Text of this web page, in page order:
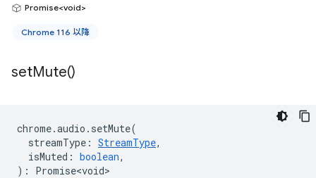
Promise<void>
Chrome 116 以降
setMute()
chrome.audio . setMute(
streamType : StreamType,
isMuted : boolean,
) : Promise<void>